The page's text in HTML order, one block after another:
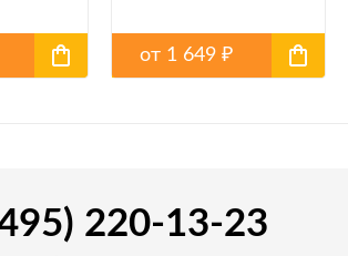
от 1 649₽
220-13-23